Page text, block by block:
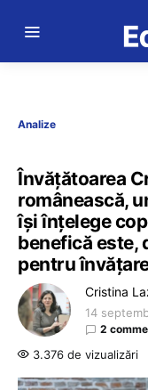
Analize
Învățătoarea
românească,
îşi înţelege
benefică este,
pentru
Cristina
14
2
3.376 de vizualizări